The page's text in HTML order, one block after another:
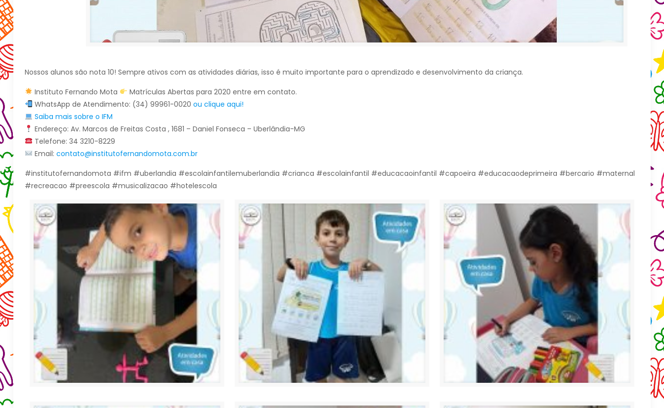
Nossos alunos são nota 10! Sempre ativos com as atividades diárias, isso é muito importante para o aprendizado e desenvolvimento da criança.
Instituto Fernando Mota
Matrículas Abertas para 2020 entre em contato.
WhatsApp de Atendimento: (34) 99961-0020 ou clique aqui!
Saiba mais sobre o IFM
Endereço: Av. Marcos de Freitas Costa , 1681 – Daniel Fonseca – Uberlândia-MG
Telefone: 34 3210-8229
Email: contato@institutofernandomota.com.br
#institutofernandomota #ifm #uberlandia #escolainfantilemuberlandia #crianca #escolainfantil #educacaoinfantil #capoeira #educacaodeprimeira #bercario #maternal
#recreacao #preescola #musicalizacao #hotelescola